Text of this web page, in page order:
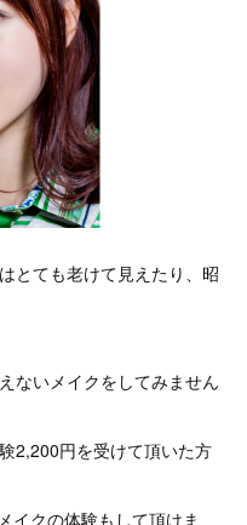
とても老けて見えたり、昭
ないメイクをしてみません
2,200円を受けて頂いた方
イクの体験もして頂けま